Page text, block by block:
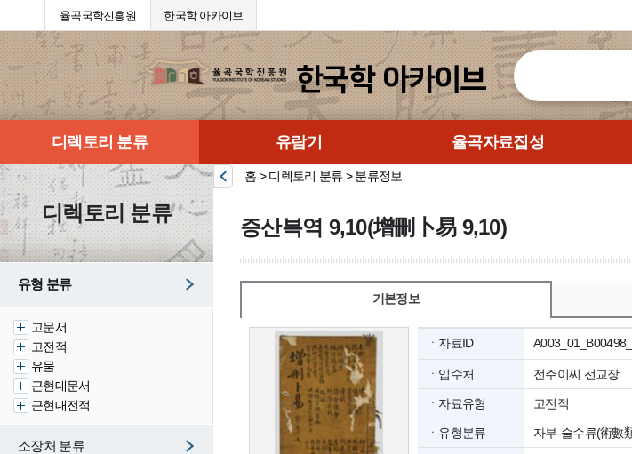
율곡국학진흥원 한국학 아카이브
디렉토리 분류 유람기 율곡자료집성
디렉토리 분류
유형 분류
고문서
고전적
유물
근현대문서
근현대전적
소장처 분류
홈 > 디렉토리 분류 > 분류정보
증산복역 9,10(增刪卜易 9,10)
기본정보
ㆍ자료ID
ㆍ입수처 전주이씨 선교장
ㆍ자료유형 고전적
ㆍ유형분류 자부-술수류(術數